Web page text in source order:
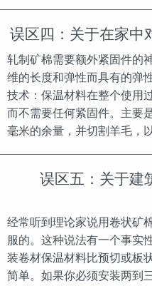
误区四：关于在家中
轧制矿棉需要额外紧固件的
维的长度和弹性而具有的弹
技术：保温材料在整个使用
而不需要任何紧固件。主要
毫米的余量，并切割羊毛，
误区五：关于建
经常听到理论家说用卷状矿
服的。这种说法有一个事实
装卷材保温材料比预切或板
简单。如果你必须安装两到